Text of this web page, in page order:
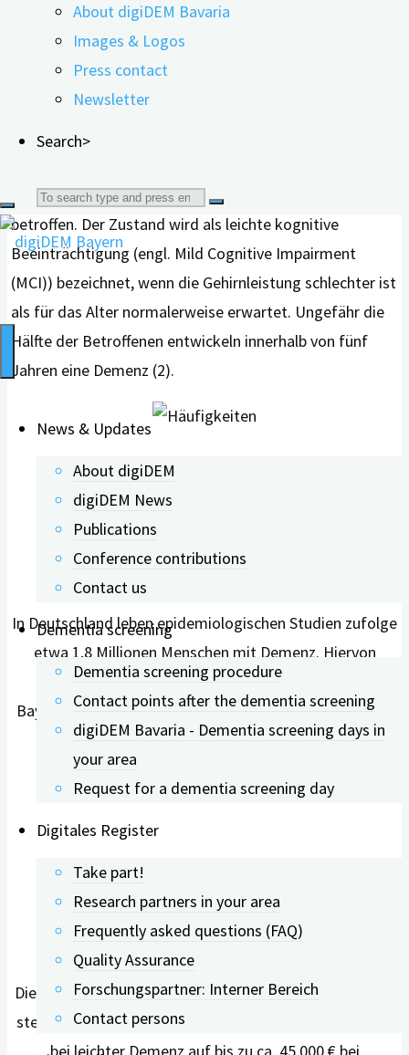
About digiDEM Bavaria
Images & Logos
Press contact
Newsletter
Search>
Search
for:
News & Updates
About digiDEM
digiDEM News
Publications
Conference contributions
Contact us
Dementia screening
Dementia screening procedure
Contact points after the dementia screening
digiDEM Bavaria - Dementia screening days in
your area
Request for a dementia screening day
Digitales Register
Take part!
Research partners in your area
Frequently asked questions (FAQ)
Quality Assurance
Forschungspartner: Interner Bereich
Contact persons
Der Abbau der Nervenzellen im Gehirn beginnt bereits
lange vor dem Auftreten der ersten Symptome. In einem
Vorstadium der Erkrankung bestehen leichtgradige
Einschränkungen kognitiver Fähigkeiten, die sich
meistens nicht auf den Alltag der Betroffenen auswirken
diesem frühen Stadium ist oft das Kurzzeitgedächtnis
betroffen. Der Zustand wird als leichte kognitive
Beeinträchtigung (engl. Mild Cognitive Impairment
(MCI)) bezeichnet, wenn die Gehirnleistung schlechter ist
als für das Alter normalerweise erwartet. Ungefähr die
Hälfte der Betroffenen entwickeln innerhalb von fünf
Jahren eine Demenz (2).
Häufigkeiten
In Deutschland leben epidemiologischen Studien zufolge
etwa 1,8 Millionen Menschen mit Demenz. Hiervon
wohnen 270.000 betroffene Männer und Frauen in
Bayern. Bis zum Jahr 2040 soll sich diese Zahl in Bayern
auf mehr als 380.000 erhöhen.
Gesundheitskosten
Die durchschnittlichen gesellschaftlichen Gesamtkosten
steigern sich im Verlauf der Erkrankung von ca 16.000 €
bei leichter Demenz auf bis zu ca. 45.000 € bei